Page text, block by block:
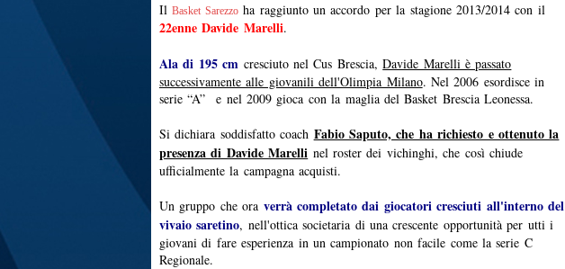
IlBasket Sarezzoha raggiunto un accordo per la stagione 2013/2014 con il
22enne Davide Marelli.
Ala di 195 cm cresciuto nel Cus Brescia,Davide Marelli è passato
successivamente alle giovanili dell'Olimpia Milano. Nel 2006 esordisce in
serie “A” e nel 2009 gioca con la maglia del Basket Brescia Leonessa.
Si dichiara soddisfatto coach Fabio Saputo, che ha richiesto e ottenuto la
presenza di Davide Marelli nel roster dei vichinghi, che così chiude
ufficialmente la campagna acquisti.
Un gruppo che ora verrà completato dai giocatori cresciuti all'interno del
vivaio saretino, nell'ottica societaria di una crescente opportunità per utti i
giovani di fare esperienza in un campionato non facile come la serie C
Regionale.